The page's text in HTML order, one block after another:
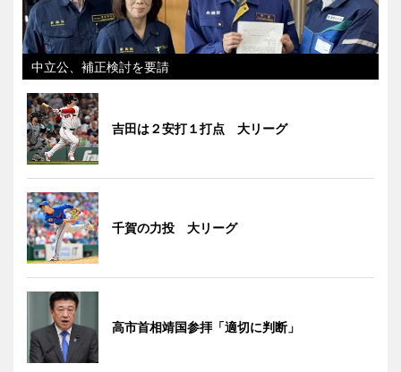
中立公、補正検討を要請
吉田は２安打１打点 大リーグ
千賀の力投 大リーグ
高市首相靖国参拝「適切に判断」